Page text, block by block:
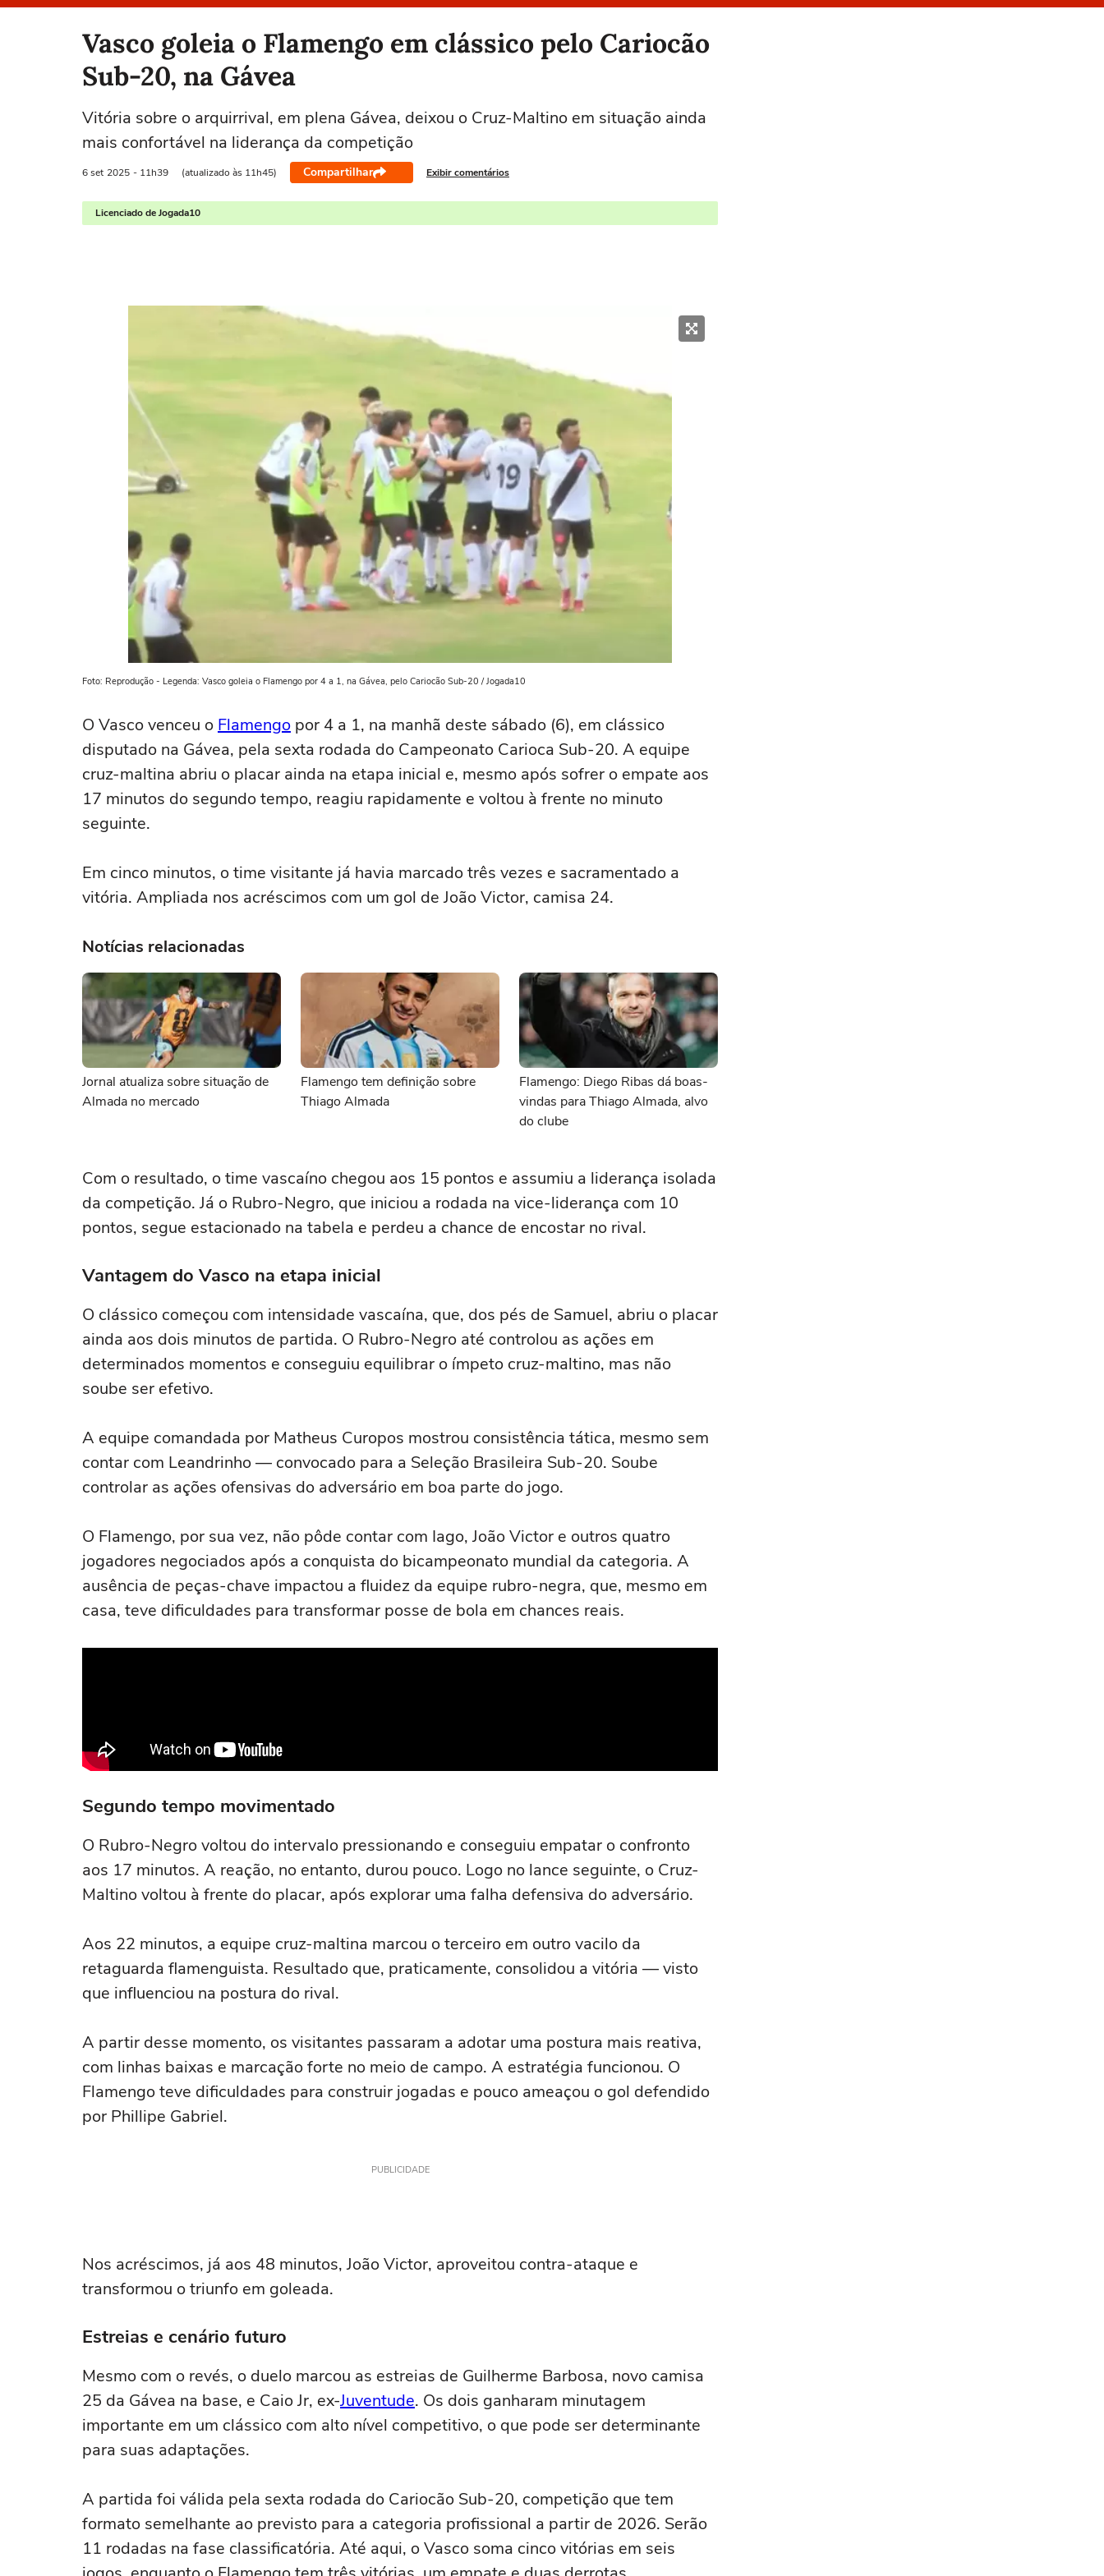
Selecione o time para ver as notícias
Vasco goleia o Flamengo em clássico pelo Cariocão
Sub-20, na Gávea
Vitória sobre o arquirrival, em plena Gávea, deixou o Cruz-Maltino em situação ainda
mais confortável na liderança da competição
6 set 2025 - 11h39 (atualizado às 11h45) Compartilhar Exibir comentários
Licenciado de Jogada10
Foto: Reprodução - Legenda: Vasco goleia o Flamengo por 4 a 1, na Gávea, pelo Cariocão Sub-20 / Jogada10
O Vasco venceu o Flamengo por 4 a 1, na manhã deste sábado (6), em clássico
disputado na Gávea, pela sexta rodada do Campeonato Carioca Sub-20. A equipe
cruz-maltina abriu o placar ainda na etapa inicial e, mesmo após sofrer o empate aos
17 minutos do segundo tempo, reagiu rapidamente e voltou à frente no minuto
seguinte.
Em cinco minutos, o time visitante já havia marcado três vezes e sacramentado a
vitória. Ampliada nos acréscimos com um gol de João Victor, camisa 24.
Notícias relacionadas
Jornal atualiza sobre situação de
Almada no mercado
Flamengo tem definição sobre
Thiago Almada
Flamengo: Diego Ribas dá boas-
vindas para Thiago Almada, alvo
do clube
Com o resultado, o time vascaíno chegou aos 15 pontos e assumiu a liderança isolada
da competição. Já o Rubro-Negro, que iniciou a rodada na vice-liderança com 10
pontos, segue estacionado na tabela e perdeu a chance de encostar no rival.
Vantagem do Vasco na etapa inicial
O clássico começou com intensidade vascaína, que, dos pés de Samuel, abriu o placar
ainda aos dois minutos de partida. O Rubro-Negro até controlou as ações em
determinados momentos e conseguiu equilibrar o ímpeto cruz-maltino, mas não
soube ser efetivo.
A equipe comandada por Matheus Curopos mostrou consistência tática, mesmo sem
contar com Leandrinho — convocado para a Seleção Brasileira Sub-20. Soube
controlar as ações ofensivas do adversário em boa parte do jogo.
O Flamengo, por sua vez, não pôde contar com Iago, João Victor e outros quatro
jogadores negociados após a conquista do bicampeonato mundial da categoria. A
ausência de peças-chave impactou a fluidez da equipe rubro-negra, que, mesmo em
casa, teve dificuldades para transformar posse de bola em chances reais.
Segundo tempo movimentado
O Rubro-Negro voltou do intervalo pressionando e conseguiu empatar o confronto
aos 17 minutos. A reação, no entanto, durou pouco. Logo no lance seguinte, o Cruz-
Maltino voltou à frente do placar, após explorar uma falha defensiva do adversário.
Aos 22 minutos, a equipe cruz-maltina marcou o terceiro em outro vacilo da
retaguarda flamenguista. Resultado que, praticamente, consolidou a vitória — visto
que influenciou na postura do rival.
A partir desse momento, os visitantes passaram a adotar uma postura mais reativa,
com linhas baixas e marcação forte no meio de campo. A estratégia funcionou. O
Flamengo teve dificuldades para construir jogadas e pouco ameaçou o gol defendido
por Phillipe Gabriel.
PUBLICIDADE
Nos acréscimos, já aos 48 minutos, João Victor, aproveitou contra-ataque e
transformou o triunfo em goleada.
Estreias e cenário futuro
Mesmo com o revés, o duelo marcou as estreias de Guilherme Barbosa, novo camisa
25 da Gávea na base, e Caio Jr, ex-Juventude. Os dois ganharam minutagem
importante em um clássico com alto nível competitivo, o que pode ser determinante
para suas adaptações.
A partida foi válida pela sexta rodada do Cariocão Sub-20, competição que tem
formato semelhante ao previsto para a categoria profissional a partir de 2026. Serão
11 rodadas na fase classificatória. Até aqui, o Vasco soma cinco vitórias em seis